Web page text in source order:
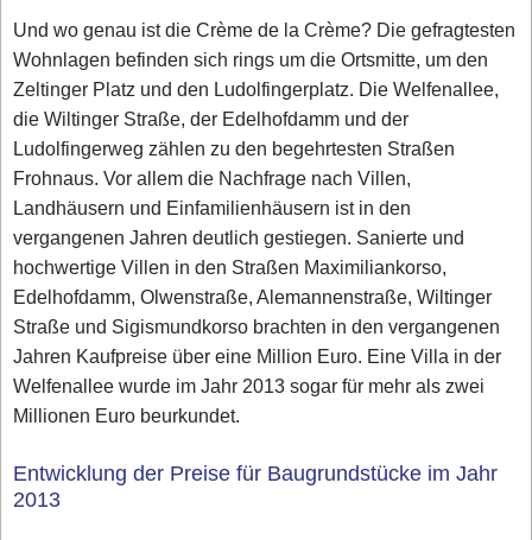
Und wo genau ist die Crème de la Crème? Die gefragtesten
Wohnlagen befinden sich rings um die Ortsmitte, um den
Zeltinger Platz und den Ludolfingerplatz. Die Welfenallee,
die Wiltinger Straße, der Edelhofdamm und der
Ludolfingerweg zählen zu den begehrtesten Straßen
Frohnaus. Vor allem die Nachfrage nach Villen,
Landhäusern und Einfamilienhäusern ist in den
vergangenen Jahren deutlich gestiegen. Sanierte und
hochwertige Villen in den Straßen Maximiliankorso,
Edelhofdamm, Olwenstraße, Alemannenstraße, Wiltinger
Straße und Sigismundkorso brachten in den vergangenen
Jahren Kaufpreise über eine Million Euro. Eine Villa in der
Welfenallee wurde im Jahr 2013 sogar für mehr als zwei
Millionen Euro beurkundet.
Entwicklung der Preise für Baugrundstücke im Jahr
2013